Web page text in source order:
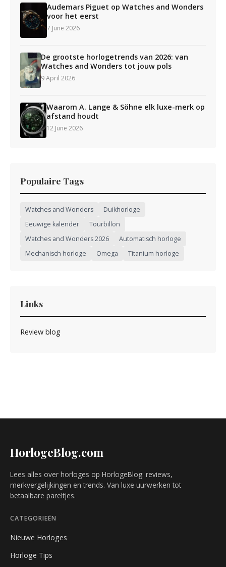
Audemars Piguet op Watches and Wonders
voor het eerst
7 June 2026
De grootste horlogetrends van 2026: van
Watches and Wonders tot jouw pols
9 April 2026
Waarom A. Lange & Söhne elk luxe-merk op
afstand houdt
12 June 2026
Populaire Tags
Watches and Wonders
Duikhorloge
Eeuwige kalender
Tourbillon
Watches and Wonders 2026
Automatisch horloge
Mechanisch horloge
Omega Titanium horloge
Links
Review blog
HorlogeBlog.com
Lees alles over horloges op HorlogeBlog: reviews,
merkvergelijkingen en trends. Van luxe uurwerken tot
betaalbare pareltjes.
CATEGORIEËN
Nieuwe Horloges
Horloge Tips